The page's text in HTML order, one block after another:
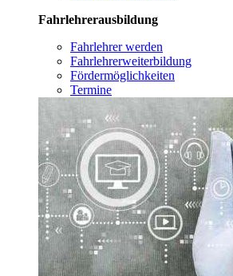
Fahrlehrerausbildung
Fahrlehrer werden
Fahrlehrerweiterbildung
Fördermöglichkeiten
Termine